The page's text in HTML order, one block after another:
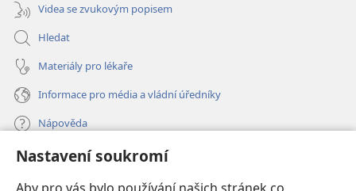
Nastavení soukromí
Videa se zvukovým popisem
Hledat
Materiály pro lékaře
Informace pro média a vládní úředníky
Nápověda
Dary
nové